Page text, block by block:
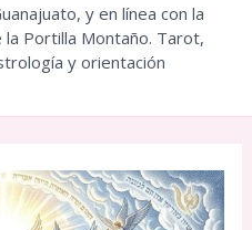
y en línea con la
la Portilla Montaño. Tarot,
y orientación